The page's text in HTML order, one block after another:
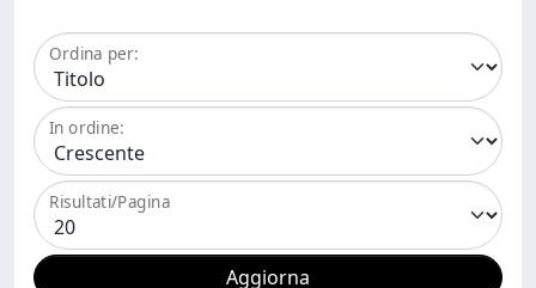
Ordina per:
In ordine:
Risultati/Pagina